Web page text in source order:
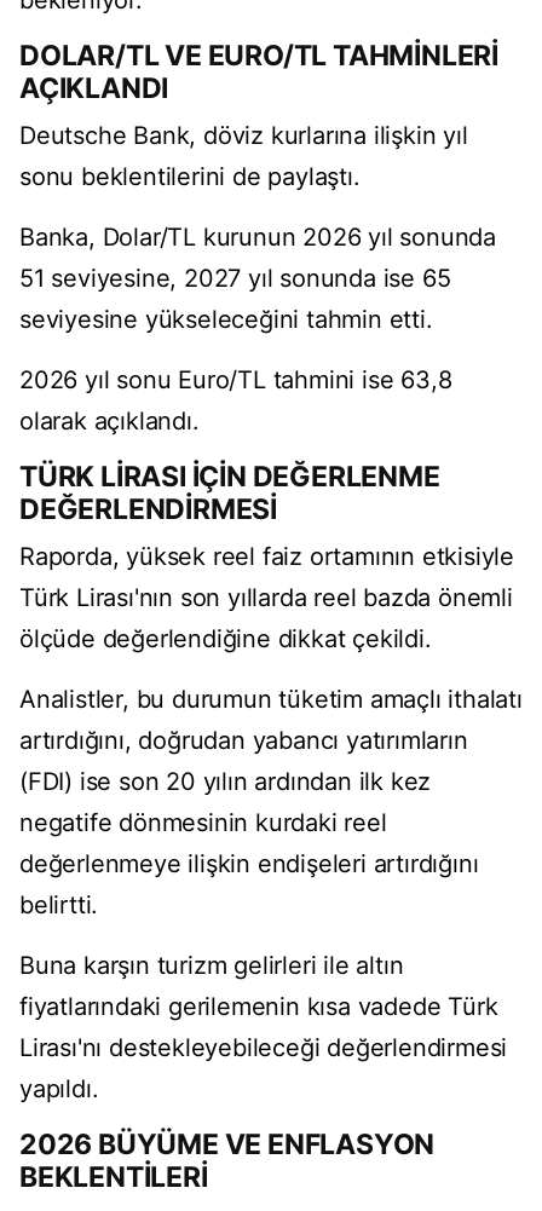
DOLAR/TL VE EURO/TL TAHMİNLERİ
AÇIKLANDI
Deutsche Bank, döviz kurlarına ilişkin yıl
sonu beklentilerini de paylaştı.
Banka, Dolar/TL kurunun 2026 yıl sonunda
51 seviyesine, 2027 yıl sonunda ise 65
seviyesine yükseleceğini tahmin etti.
2026 yıl sonu Euro/TL tahmini ise 63,8
olarak açıklandı.
TÜRK LİRASI İÇİN DEĞERLENME
DEĞERLENDİRMESİ
Raporda, yüksek reel faiz ortamının etkisiyle
Türk Lirası'nın son yıllarda reel bazda önemli
ölçüde değerlendiğine dikkat çekildi.
Analistler, bu durumun tüketim amaçlı ithalatı
artırdığını, doğrudan yabancı yatırımların
(FDI) ise son 20 yılın ardından ilk kez
negatife dönmesinin kurdaki reel
değerlenmeye ilişkin endişeleri artırdığını
belirtti.
Buna karşın turizm gelirleri ile altın
fiyatlarındaki gerilemenin kısa vadede Türk
Lirası'nı destekleyebileceği değerlendirmesi
yapıldı.
2026 BÜYÜME VE ENFLASYON
BEKLENTİLERİ